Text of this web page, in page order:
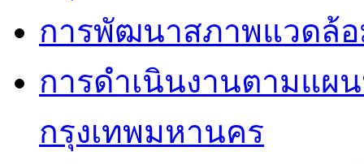
การพัฒนาสภาพแวดล้อ
การดำเนินงานตามแผ
กรุงเทพมหานคร